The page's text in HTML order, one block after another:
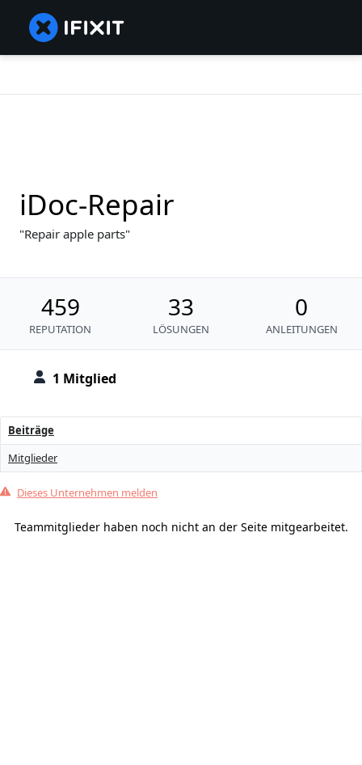
1 Mitglied
iDoc-Repair
Repair apple parts
459
REPUTATION
33
LÖSUNGEN
0
ANLEITUNGEN
Beiträge
Mitglieder
Dieses Unternehmen melden
Teammitglieder haben noch nicht an der Seite mitgearbeitet.